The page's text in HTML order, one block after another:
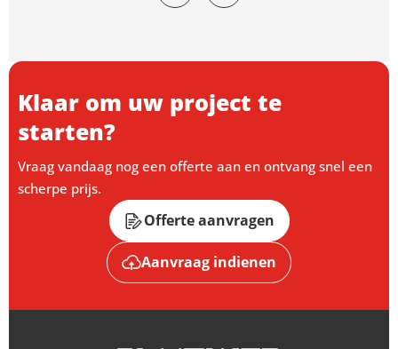
Klaar om uw project te
starten?
Vraag vandaag nog een offerte aan en ontvang snel een
scherpe prijs.
Offerte aanvragen
Aanvraag indienen